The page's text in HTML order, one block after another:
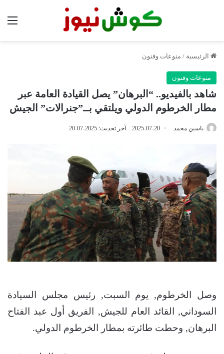
الرئيسية / منوعات وفنون
منوعات وفنون
شاهد بالفيديو.. “البرهان” يصل القيادة العامة عبر
مطار الخرطوم الدولي ويلتقي بــ”جنرالات” الجيش
ياسين محمد 2025-07-20 آخر تحديث: 2025-07-20
وصل الخرطوم, يوم السبت, رئيس مجلس السيادة
السوداني, القائد العام للجيش, الفريق أول عبد الفتاح
البرهان, وحطت طائرته بمطار الخرطوم الدولي.